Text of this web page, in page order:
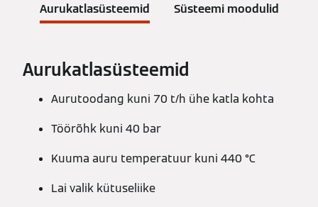
Aurukatlasüsteemid Süsteemi moodulid
Aurukatlasüsteemid
Aurutoodang kuni 70 t/h ühe katla kohta
Töörõhk kuni 40 bar
Kuuma auru temperatuur kuni 440 °C
Lai valik kütuseliike